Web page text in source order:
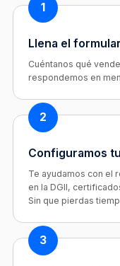
1
Llena el
Cuéntanos qué
respondemos en
2
Configuramos
Te ayudamos con el
en la DGII,
Sin que pierdas
3